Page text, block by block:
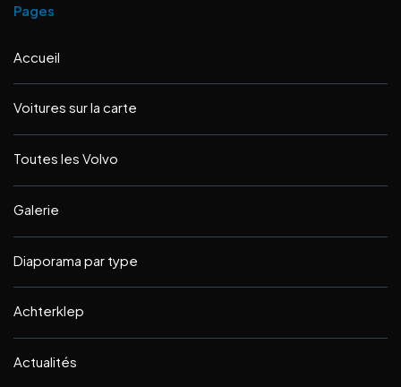
Pages
Accueil
Voitures sur la carte
Toutes les Volvo
Galerie
Diaporama par type
Achterklep
Actualités